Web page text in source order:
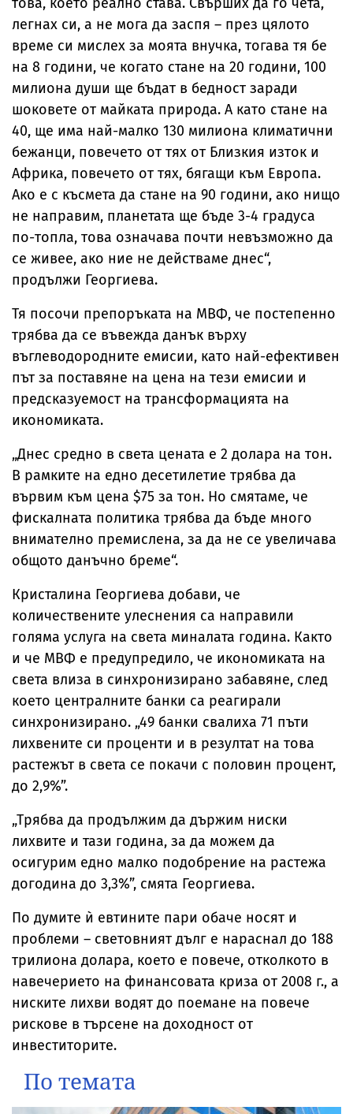
легнах си, а не мога да заспя – през цялото
време си мислех за моята внучка, тогава тя бе
на 8 години, че когато стане на 20 години, 100
милиона души ще бъдат в бедност заради
шоковете от майката природа. А като стане на
40, ще има най-малко 130 милиона климатични
бежанци, повечето от тях от Близкия изток и
Африка, повечето от тях, бягащи към Европа.
Ако е с късмета да стане на 90 години, ако нищо
не направим, планетата ще бъде 3-4 градуса
по-топла, това означава почти невъзможно да
се живее, ако ние не действаме днес“,
продължи Георгиева.
Тя посочи препоръката на МВФ, че постепенно
трябва да се въвежда данък върху
въглеводородните емисии, като най-ефективен
път за поставяне на цена на тези емисии и
предсказуемост на трансформацията на
икономиката.
„Днес средно в света цената е 2 долара на тон.
В рамките на едно десетилетие трябва да
вървим към цена $75 за тон. Но смятаме, че
фискалната политика трябва да бъде много
внимателно премислена, за да не се увеличава
общото данъчно бреме“.
Кристалина Георгиева добави, че
количествените улеснения са направили
голяма услуга на света миналата година. Както
и че МВФ е предупредило, че икономиката на
света влиза в синхронизирано забавяне, след
което централните банки са реагирали
синхронизирано. „49 банки свалиха 71 пъти
лихвените си проценти и в резултат на това
растежът в света се покачи с половин процент,
до 2,9%”.
„Трябва да продължим да държим ниски
лихвите и тази година, за да можем да
осигурим едно малко подобрение на растежа
догодина до 3,3%”, смята Георгиева.
По думите ѝ евтините пари обаче носят и
проблеми – световният дълг е нараснал до 188
трилиона долара, което е повече, отколкото в
навечерието на финансовата криза от 2008 г., а
ниските лихви водят до поемане на повече
рискове в търсене на доходност от
инвеститорите.
По темата